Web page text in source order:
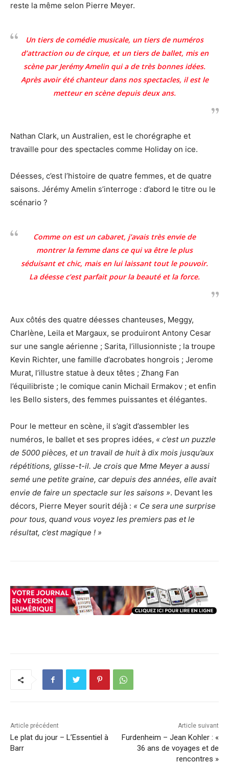
reste la même selon Pierre Meyer.
Un tiers de comédie musicale, un tiers de numéros
d’attraction ou de cirque, et un tiers de ballet, mis en
scène par Jerémy Amelin qui a de très bonnes idées.
Après avoir été chanteur dans nos spectacles, il est le
metteur en scène depuis deux ans.
Nathan Clark, un Australien, est le chorégraphe et
travaille pour des spectacles comme Holiday on ice.
Déesses, c’est l’histoire de quatre femmes, et de quatre
saisons. Jérémy Amelin s’interroge : d’abord le titre ou le
scénario ?
Comme on est un cabaret, j’avais très envie de
montrer la femme dans ce qui va être le plus
séduisant et chic, mais en lui laissant tout le pouvoir.
La déesse c’est parfait pour la beauté et la force.
Aux côtés des quatre déesses chanteuses, Meggy,
Charlène, Leila et Margaux, se produiront Antony Cesar
sur une sangle aérienne ; Sarita, l’illusionniste ; la troupe
Kevin Richter, une famille d’acrobates hongrois ; Jerome
Murat, l’illustre statue à deux têtes ; Zhang Fan
l’équilibriste ; le comique canin Michail Ermakov ; et enfin
les Bello sisters, des femmes puissantes et élégantes.
Pour le metteur en scène, il s’agit d’assembler les
numéros, le ballet et ses propres idées, « c’est un puzzle
de 5000 pièces, et un travail de huit à dix mois jusqu’aux
répétitions, glisse-t-il. Je crois que Mme Meyer a aussi
semé une petite graine, car depuis des années, elle avait
envie de faire un spectacle sur les saisons ». Devant les
décors, Pierre Meyer sourit déjà : « Ce sera une surprise
pour tous, quand vous voyez les premiers pas et le
résultat, c’estmagique ! »
Article précédent
Le plat du jour – L’Essentiel à
Barr
Article suivant
Furdenheim – Jean Kohler : «
36 ans de voyages et de
rencontres »